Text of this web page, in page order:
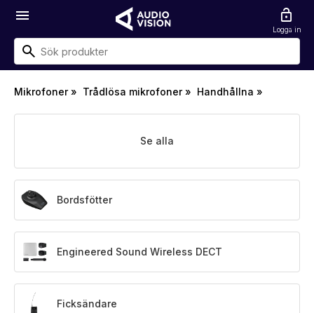
menu lock_open
Logga in
Mikrofoner» Trådlösa mikrofoner» Handhållna »
Se alla
Bordsfötter
Engineered Sound Wireless DECT
Ficksändare